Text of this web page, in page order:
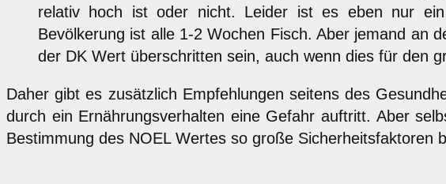
relativ hoch ist oder nicht. Leider ist es eben nur
Bevölkerung ist alle 1-2 Wochen Fisch. Aber jemand an
der DK Wert überschritten sein, auch wenn dies für den
Daher gibt es zusätzlich Empfehlungen seitens des
durch ein Ernährungsverhalten eine Gefahr auftritt. Aber
Bestimmung des NOEL Wertes so große